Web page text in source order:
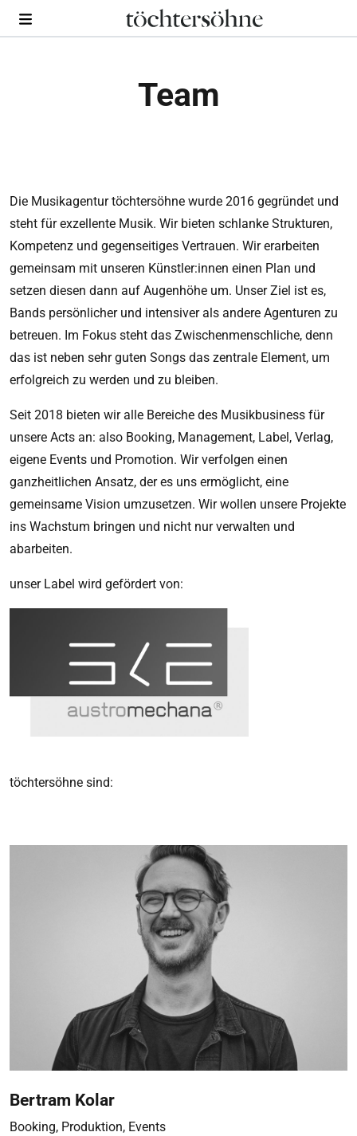
Team
Die Musikagentur töchtersöhne wurde 2016 gegründet und
steht für exzellente Musik. Wir bieten schlanke Strukturen,
Kompetenz und gegenseitiges Vertrauen. Wir erarbeiten
gemeinsam mit unseren Künstler:innen einen Plan und
setzen diesen dann auf Augenhöhe um. Unser Ziel ist es,
Bands persönlicher und intensiver als andere Agenturen zu
betreuen. Im Fokus steht das Zwischenmenschliche, denn
das ist neben sehr guten Songs das zentrale Element, um
erfolgreich zu werden und zu bleiben.
Seit 2018 bieten wir alle Bereiche des Musikbusiness für
unsere Acts an: also Booking, Management, Label, Verlag,
eigene Events und Promotion. Wir verfolgen einen
ganzheitlichen Ansatz, der es uns ermöglicht, eine
gemeinsame Vision umzusetzen. Wir wollen unsere Projekte
ins Wachstum bringen und nicht nur verwalten und
abarbeiten.
unser Label wird gefördert von:
töchtersöhne sind:
Bertram Kolar
Booking, Produktion, Events